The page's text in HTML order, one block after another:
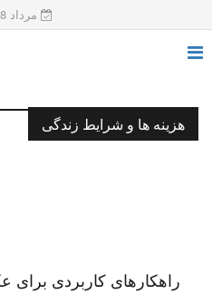
مرداد 18, 1405
هزینه ها و شرایط زندگی
راهکارهای کاربردی برای